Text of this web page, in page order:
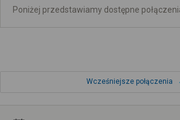
Poniżej przedstawiamy dostępne
Wcześniejsze połączenia